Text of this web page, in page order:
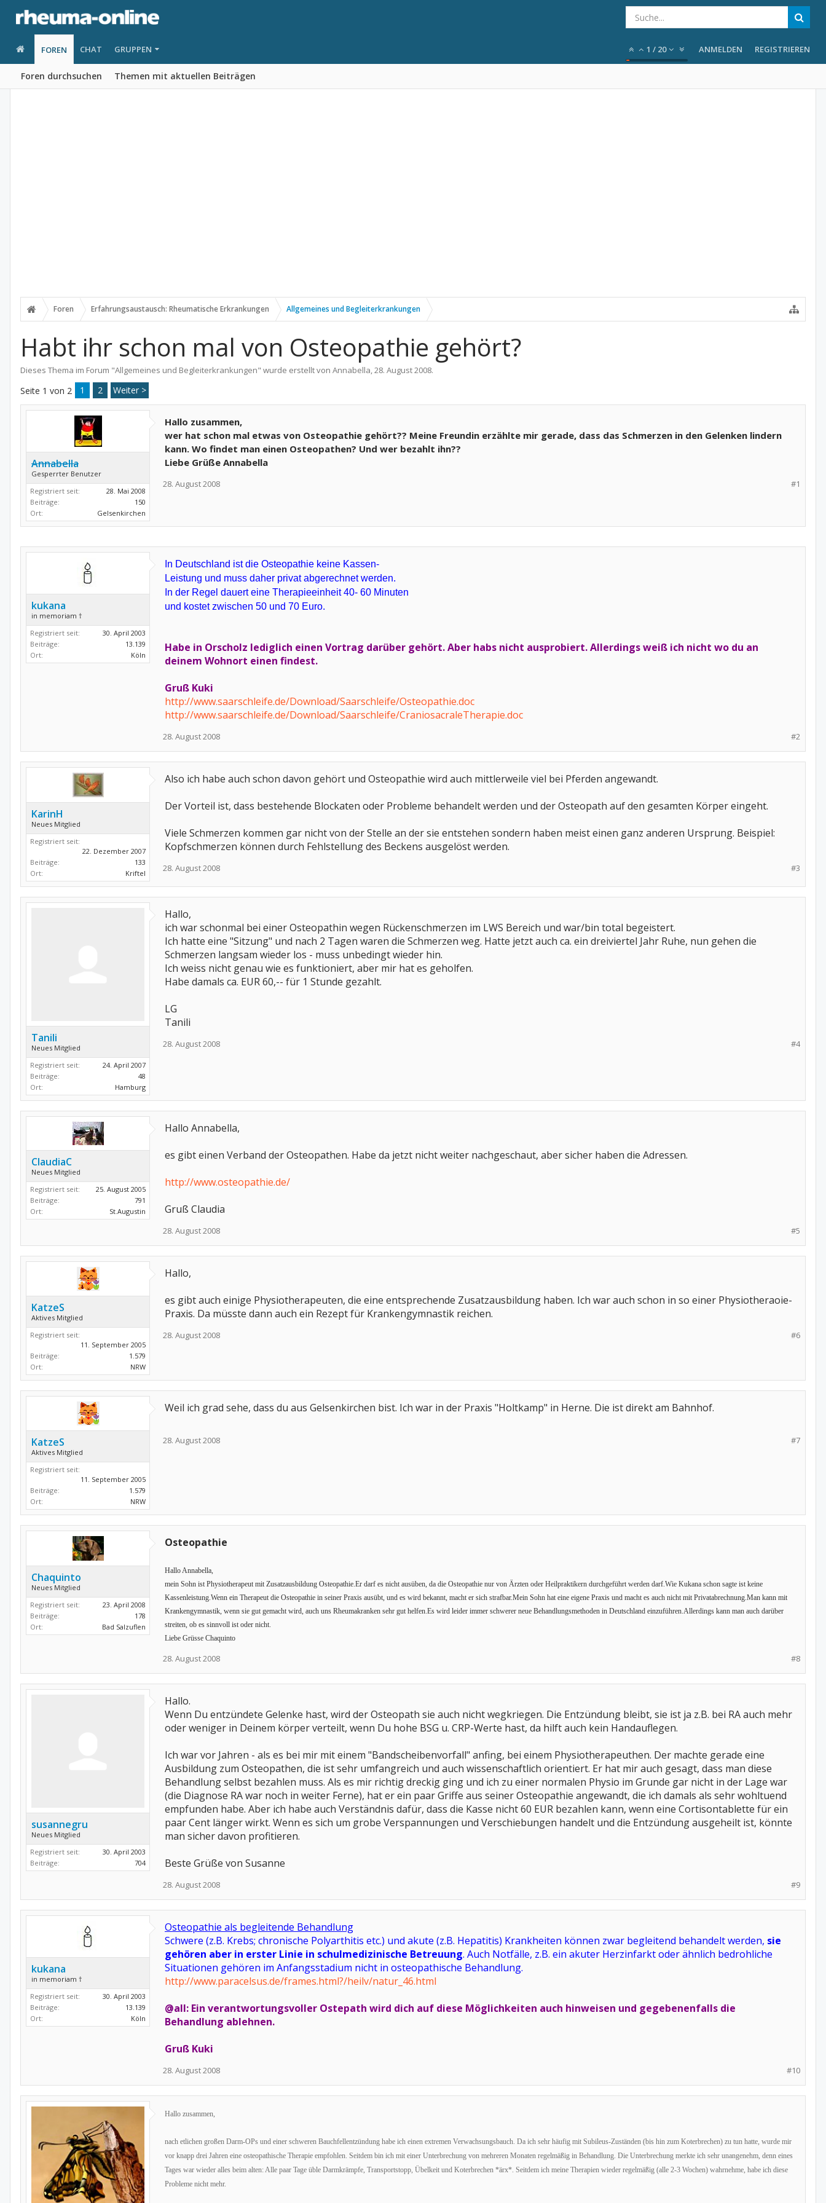
FOREN
Foren durchsuchen Themen mit aktuellen Beiträgen
CHAT GRUPPEN 1 / 20 ANMELDEN REGISTRIEREN
Foren Erfahrungsaustausch: Rheumatische Erkrankungen Allgemeines und Begleiterkrankungen
Habt ihr schon mal von Osteopathie gehört?
Dieses Thema im Forum "Allgemeines und Begleiterkrankungen" wurde erstellt von Annabella,28. August 2008.
Seite 1 von 2 1 2 Weiter >
Annabella
Gesperrter Benutzer
Registriert seit:
28. Mai 2008
Beiträge:
150
Ort:
Gelsenkirchen
Hallo zusammen,
wer hat schon mal etwas von Osteopathie gehört?? Meine Freundin erzählte mir gerade, dass das Schmerzen in den Gelenken lindern
kann. Wo findet man einen Osteopathen? Und wer bezahlt ihn??
Liebe Grüße Annabella
#1
28. August 2008
kukana
in memoriam †
Registriert seit:
30. April 2003
Beiträge:
13.139
Ort:
Köln
In Deutschland ist die Osteopathie keine Kassen-
Leistung und muss daher privat abgerechnet werden.
In der Regel dauert eine Therapieeinheit 40- 60 Minuten
und kostet zwischen 50 und 70 Euro.
Habe in Orscholz lediglich einen Vortrag darüber gehört. Aber habs nicht ausprobiert. Allerdings weiß ich nicht wo du an
deinem Wohnort einen findest.
Gruß Kuki
http://www.saarschleife.de/Download/Saarschleife/Osteopathie.doc
http://www.saarschleife.de/Download/Saarschleife/CraniosacraleTherapie.doc
#2
28. August 2008
KarinH
Neues Mitglied
Registriert seit:
22. Dezember 2007
Beiträge:
133
Ort:
Kriftel
Also ich habe auch schon davon gehört und Osteopathie wird auch mittlerweile viel bei Pferden angewandt.
Der Vorteil ist, dass bestehende Blockaten oder Probleme behandelt werden und der Osteopath auf den gesamten Körper eingeht.
Viele Schmerzen kommen gar nicht von der Stelle an der sie entstehen sondern haben meist einen ganz anderen Ursprung. Beispiel:
Kopfschmerzen können durch Fehlstellung des Beckens ausgelöst werden.
#3
28. August 2008
Tanili
Neues Mitglied
Registriert seit:
24. April 2007
Beiträge:
48
Ort:
Hamburg
Hallo,
ich war schonmal bei einer Osteopathin wegen Rückenschmerzen im LWS Bereich und war/bin total begeistert.
Ich hatte eine "Sitzung" und nach 2 Tagen waren die Schmerzen weg. Hatte jetzt auch ca. ein dreiviertel Jahr Ruhe, nun gehen die
Schmerzen langsam wieder los - muss unbedingt wieder hin.
Ich weiss nicht genau wie es funktioniert, aber mir hat es geholfen.
Habe damals ca. EUR 60,-- für 1 Stunde gezahlt.
LG
Tanili
#4
28. August 2008
ClaudiaC
Neues Mitglied
Registriert seit:
25. August 2005
Beiträge:
791
Ort:
St.Augustin
Hallo Annabella,
es gibt einen Verband der Osteopathen. Habe da jetzt nicht weiter nachgeschaut, aber sicher haben die Adressen.
http://www.osteopathie.de/
Gruß Claudia
#5
28. August 2008
KatzeS
Aktives Mitglied
Registriert seit:
11. September 2005
Beiträge:
1.579
Ort:
NRW
Hallo,
es gibt auch einige Physiotherapeuten, die eine entsprechende Zusatzausbildung haben. Ich war auch schon in so einer Physiotheraoie-
Praxis. Da müsste dann auch ein Rezept für Krankengymnastik reichen.
#6
28. August 2008
KatzeS
Aktives Mitglied
Registriert seit:
11. September 2005
Beiträge:
1.579
Ort:
NRW
Weil ich grad sehe, dass du aus Gelsenkirchen bist. Ich war in der Praxis "Holtkamp" in Herne. Die ist direkt am Bahnhof.
#7
28. August 2008
Chaquinto
Neues Mitglied
Registriert seit:
23. April 2008
Beiträge:
178
Ort:
Bad Salzuflen
Osteopathie
Hallo Annabella,
mein Sohn ist Physiotherapeut mit Zusatzausbildung Osteopathie.Er darf es nicht ausüben, da die Osteopathie nur von Ärzten oder Heilpraktikern durchgeführt werden darf.Wie Kukana schon sagte ist keine
Kassenleistung.Wenn ein Therapeut die Osteopathie in seiner Praxis ausübt, und es wird bekannt, macht er sich strafbar.Mein Sohn hat eine eigene Praxis und macht es auch nicht mit Privatabrechnung.Man kann mit
Krankengymnastik, wenn sie gut gemacht wird, auch uns Rheumakranken sehr gut helfen.Es wird leider immer schwerer neue Behandlungsmethoden in Deutschland einzuführen.Allerdings kann man auch darüber
streiten, ob es sinnvoll ist oder nicht.
Liebe Grüsse Chaquinto
#8
28. August 2008
susannegru
Neues Mitglied
Registriert seit:
30. April 2003
Beiträge:
704
Hallo.
Wenn Du entzündete Gelenke hast, wird der Osteopath sie auch nicht wegkriegen. Die Entzündung bleibt, sie ist ja z.B. bei RA auch mehr
oder weniger in Deinem körper verteilt, wenn Du hohe BSG u. CRP-Werte hast, da hilft auch kein Handauflegen.
Ich war vor Jahren - als es bei mir mit einem "Bandscheibenvorfall" anfing, bei einem Physiotherapeuthen. Der machte gerade eine
Ausbildung zum Osteopathen, die ist sehr umfangreich und auch wissenschaftlich orientiert. Er hat mir auch gesagt, dass man diese
Behandlung selbst bezahlen muss. Als es mir richtig dreckig ging und ich zu einer normalen Physio im Grunde gar nicht in der Lage war
(die Diagnose RA war noch in weiter Ferne), hat er ein paar Griffe aus seiner Osteopathie angewandt, die ich damals als sehr wohltuend
empfunden habe. Aber ich habe auch Verständnis dafür, dass die Kasse nicht 60 EUR bezahlen kann, wenn eine Cortisontablette für ein
paar Cent länger wirkt. Wenn es sich um grobe Verspannungen und Verschiebungen handelt und die Entzündung ausgeheilt ist, könnte
man sicher davon profitieren.
Beste Grüße von Susanne
#9
28. August 2008
kukana
in memoriam †
Registriert seit:
30. April 2003
Beiträge:
13.139
Ort:
Köln
Osteopathie als begleitende Behandlung
Schwere (z.B. Krebs; chronische Polyarthitis etc.) und akute (z.B. Hepatitis) Krankheiten können zwar begleitend behandelt werden, sie
gehören aber in erster Linie in schulmedizinische Betreuung. Auch Notfälle, z.B. ein akuter Herzinfarkt oder ähnlich bedrohliche
Situationen gehören im Anfangsstadium nicht in osteopathische Behandlung.
http://www.paracelsus.de/frames.html?/heilv/natur_46.html
@all: Ein verantwortungsvoller Ostepath wird dich auf diese Möglichkeiten auch hinweisen und gegebenenfalls die
Behandlung ablehnen.
Gruß Kuki
#10
28. August 2008
Hallo zusammen,
nach etlichen großen Darm-OPs und einer schweren Bauchfellentzündung habe ich einen extremen Verwachsungsbauch. Da ich sehr häufig mit Subileus-Zuständen (bis hin zum Koterbrechen) zu tun hatte, wurde mir
vor knapp drei Jahren eine osteopathische Therapie empfohlen. Seitdem bin ich mit einer Unterbrechung von mehreren Monaten regelmäßig in Behandlung. Die Unterbrechung merkte ich sehr unangenehm, denn eines
Tages war wieder alles beim alten: Alle paar Tage üble Darmkrämpfe, Transportstopp, Übelkeit und Koterbrechen *ärx*. Seitdem ich meine Therapien wieder regelmäßig (alle 2-3 Wochen) wahrnehme, habe ich diese
Probleme nicht mehr.